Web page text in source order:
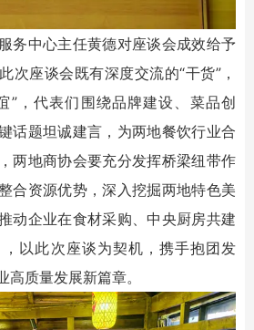
中心主任黄德对座谈会成效给予
次座谈会既有深度交流的“干货”，
”，代表们围绕品牌建设、菜品创
话题坦诚建言，为两地餐饮行业合
两地商协会要充分发挥桥梁纽带作
合资源优势，深入挖掘两地特色美
动企业在食材采购、中央厨房共建
以此次座谈为契机，携手抱团发
质量发展新篇章。